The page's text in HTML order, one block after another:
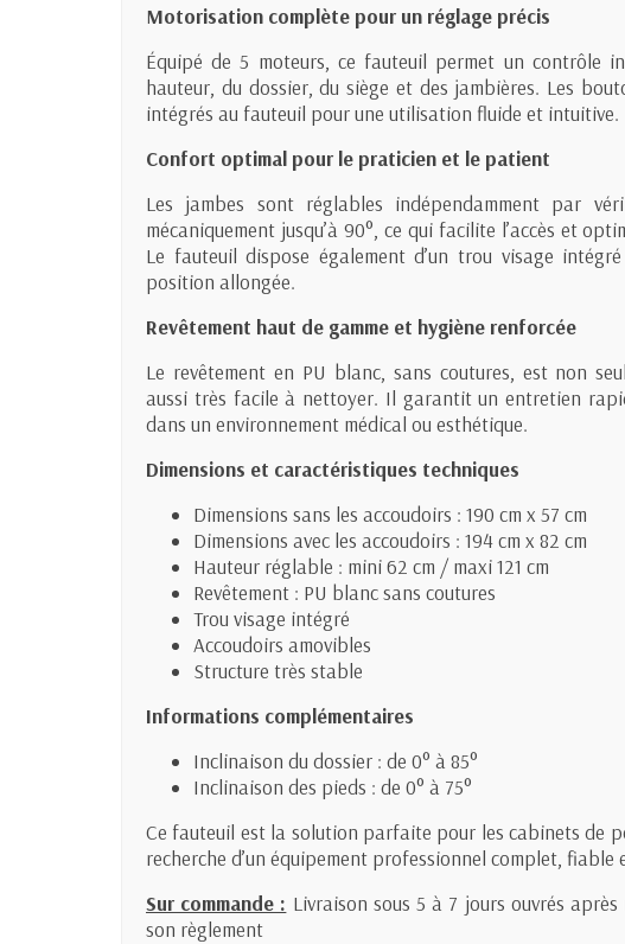
Motorisation complète pour un réglage précis
Équipé de 5 moteurs, ce fauteuil permet un contrôle
hauteur, du dossier, du siège et des jambières. Les
intégrés au fauteuil pour une utilisation fluide et intuitive.
Confort optimal pour le praticien et le patient
Les jambes sont réglables indépendamment par
mécaniquement jusqu’à 90°, ce qui facilite l’accès et
Le fauteuil dispose également d’un trou visage
position allongée.
Revêtement haut de gamme et hygiène renforcée
Le revêtement en PU blanc, sans coutures, est non
aussi très facile à nettoyer. Il garantit un entretien
dans un environnement médical ou esthétique.
Dimensions et caractéristiques techniques
Dimensions sans les accoudoirs : 190 cm x 57 cm
Dimensions avec les accoudoirs : 194 cm x 82 cm
Hauteur réglable : mini 62 cm / maxi 121 cm
Revêtement : PU blanc sans coutures
Trou visage intégré
Accoudoirs amovibles
Structure très stable
Informations complémentaires
Inclinaison du dossier : de 0° à 85°
Inclinaison des pieds : de 0° à 75°
Ce fauteuil est la solution parfaite pour les cabinets de
recherche d’un équipement professionnel complet,
Sur commande : Livraison sous 5 à 7 jours ouvrés
son règlement